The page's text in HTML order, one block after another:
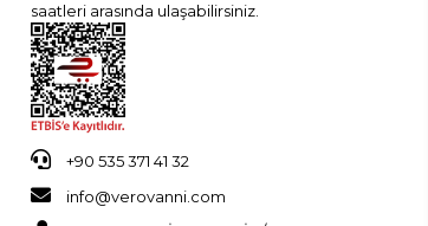
saatleri arasında ulaşabilirsiniz.
+90 535 371 41 32
info@verovanni.com